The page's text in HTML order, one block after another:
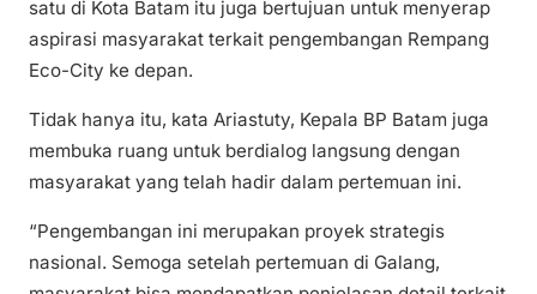
satu di Kota Batam itu juga bertujuan untuk menyerap
aspirasi masyarakat terkait pengembangan Rempang
Eco-City ke depan.
Tidak hanya itu, kata Ariastuty, Kepala BP Batam juga
membuka ruang untuk berdialog langsung dengan
masyarakat yang telah hadir dalam pertemuan ini.
“Pengembangan ini merupakan proyek strategis
nasional. Semoga setelah pertemuan di Galang,